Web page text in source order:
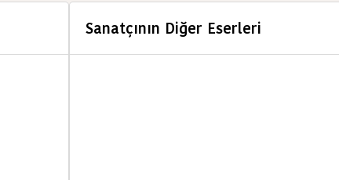
Sanatçının Diğer Eserleri